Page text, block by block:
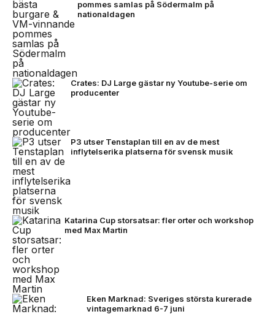
pommes samlas på Södermalm på
nationaldagen
Crates: DJ Large gästar ny Youtube-serie om
producenter
P3 utser Tenstaplan till en av de mest
inflytelserika platserna för svensk musik
Katarina Cup storsatsar: fler orter och workshop
med Max Martin
Eken Marknad: Sveriges största kurerade
vintagemarknad 6-7 juni